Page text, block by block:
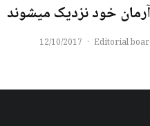
خود نزدیک میشوند
·
12/10/2017